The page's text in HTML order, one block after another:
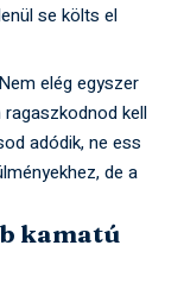
se költs el
elég egyszer
kell
adódik, ne ess
de a
kamatú